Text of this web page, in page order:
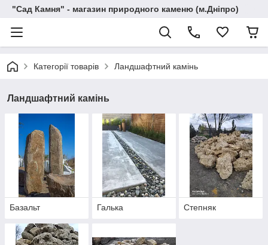
"Сад Камня" - магазин природного каменю (м.Дніпро)
Категорії товарів Ландшафтний камінь
Ландшафтний камінь
Базальт Галька Степняк